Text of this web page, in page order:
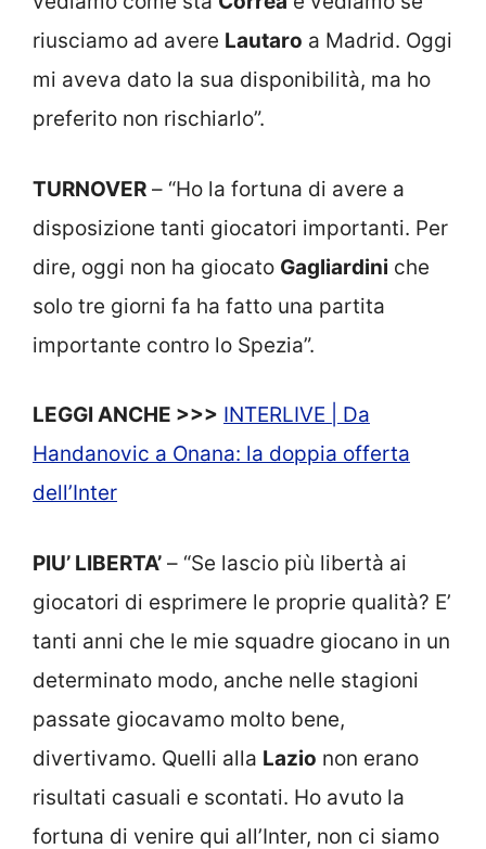
riusciamo ad avere Lautaro a Madrid. Oggi
mi aveva dato la sua disponibilità, ma ho
preferito non rischiarlo”.
TURNOVER – “Ho la fortuna di avere a
disposizione tanti giocatori importanti. Per
dire, oggi non ha giocato Gagliardini che
solo tre giorni fa ha fatto una partita
importante contro lo Spezia”.
LEGGI ANCHE >>> INTERLIVE | Da
Handanovic a Onana: la doppia offerta
dell’Inter
PIU’ LIBERTA’ – “Se lascio più libertà ai
giocatori di esprimere le proprie qualità? E’
tanti anni che le mie squadre giocano in un
determinato modo, anche nelle stagioni
passate giocavamo molto bene,
divertivamo. Quelli alla Lazio non erano
risultati casuali e scontati. Ho avuto la
fortuna di venire qui all’Inter, non ci siamo